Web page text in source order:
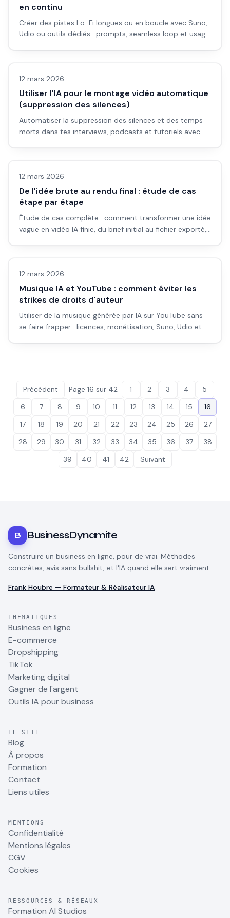
en continu
Créer des pistes Lo-Fi longues ou en boucle avec Suno,
Udio ou outils dédiés : prompts, seamless loop et usage
Vidéo IA
12 mars 2026
Utiliser l'IA pour le montage vidéo automatique
(suppression des silences)
Automatiser la suppression des silences et des temps
morts dans tes interviews, podcasts et tutoriels avec
Vidéo IA
12 mars 2026
De l'idée brute au rendu final : étude de cas
étape par étape
Étude de cas complète : comment transformer une idée
vague en vidéo IA finie, du brief initial au fichier exporté,
Vidéo IA
12 mars 2026
Musique IA et YouTube : comment éviter les
strikes de droits d'auteur
Utiliser de la musique générée par IA sur YouTube sans
se faire frapper : licences, monétisation, Suno, Udio et
Précédent Page 16 sur 42 1 2 3 4
5
6
7 8 9 10 11 12 13 14 15
16
17
18 19 20 21 22 23 24 25 26
27
28
29 30 31 32 33 34 35 36 37
38
39
40 41 42 Suivant
B BusinessDynamite
Construire un business en ligne, pour de vrai. Méthodes
concrètes, avis sans bullshit, et l'IA quand elle sert vraiment.
Frank Houbre — Formateur & Réalisateur IA
THÉMATIQUES
Business en ligne
E-commerce
Dropshipping
TikTok
Marketing digital
Gagner de l'argent
Outils IA pour business
LE SITE
Blog
À propos
Formation
Contact
Liens utiles
MENTIONS
Confidentialité
Mentions légales
CGV
Cookies
RESSOURCES & RÉSEAUX
Formation AI Studios